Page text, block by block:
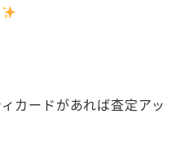
カードがあれば査定アッ